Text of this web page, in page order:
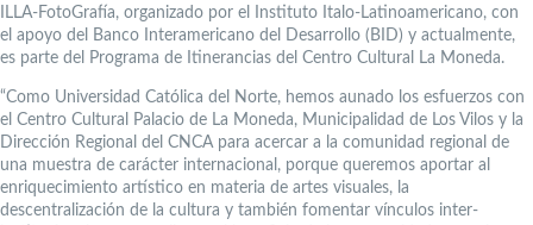
ILLA-FotoGrafía, organizado por el Instituto Italo-Latinoamericano, con
el apoyo del Banco Interamericano del Desarrollo (BID) y actualmente,
es parte del Programa de Itinerancias del Centro Cultural La Moneda.
“Como Universidad Católica del Norte, hemos aunado los esfuerzos con
el Centro Cultural Palacio de La Moneda, Municipalidad de Los Vilos y la
Dirección Regional del CNCA para acercar a la comunidad regional de
una muestra de carácter internacional, porque queremos aportar al
enriquecimiento artístico en materia de artes visuales, la
descentralización de la cultura y también fomentar vínculos inter-